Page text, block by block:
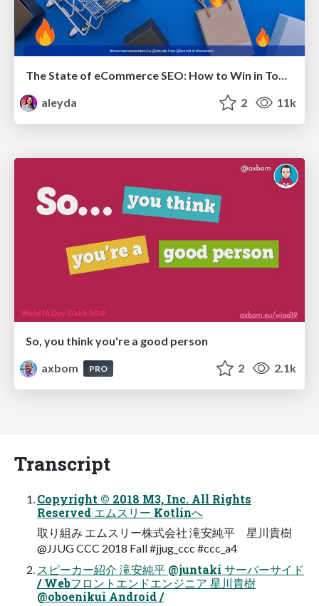
The State of eCommerce SEO: How to Win in Today's Products SERPs - #SEOweek
aleyda
2 11k
So, you think you're a good person
axbom
PRO 2 2.1k
Transcript
Copyright © 2018 M3, Inc. All Rights
Reserved エムスリー Kotlinへ
取り組み エムスリー株式会社 滝安純平 星川貴樹
@JJUG CCC 2018 Fall #jjug_ccc #ccc_a4
スピーカー紹介 滝安純平 @juntaki サーバーサイド
/ Webフロントエンドエンジニア 星川貴樹
@oboenikui Android /